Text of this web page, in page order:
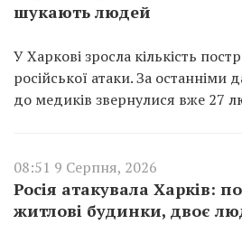
шукають людей
У Харкові зросла кількість
російської атаки. За
до медиків звернулися вже 27
08:51 9 Серпня, 2026
Росія атакувала Харків:
житлові будинки, двоє